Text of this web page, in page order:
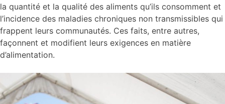
la quantité et la qualité des aliments qu’ils consomment et
l’incidence des maladies chroniques non transmissibles qui
frappent leurs communautés. Ces faits, entre autres,
façonnent et modifient leurs exigences en matière
d’alimentation.